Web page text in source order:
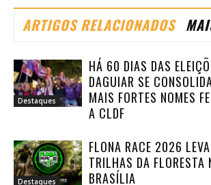
ARTIGOS RELACIONADOS
Destaques
HÁ 60 DIAS DAS
DAGUIAR SE
MAIS FORTES NOMES
A CLDF
Destaques
FLONA RACE 2026
TRILHAS DA FLORESTA
BRASÍLIA